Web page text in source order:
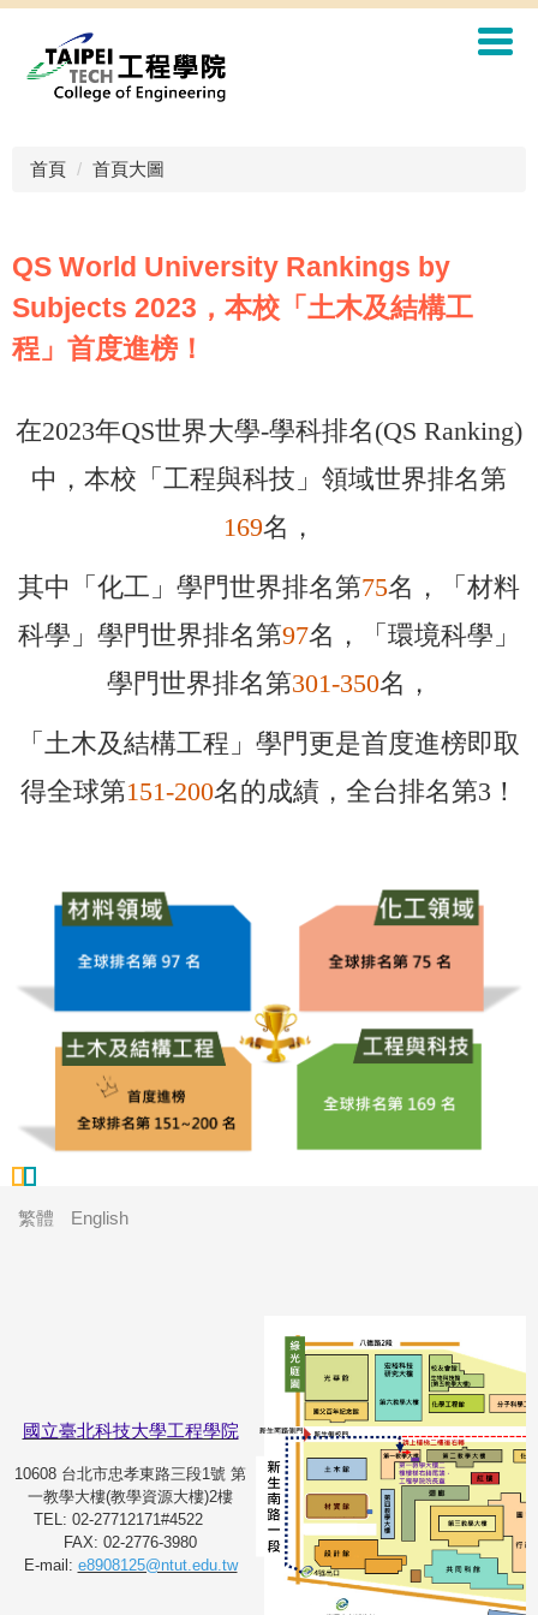
首頁 首頁大圖
QS World University Rankings by
Subjects 2023，本校「土木及結構工
程」首度進榜！
在2023年QS世界大學-學科排名(QS Ranking)
中， 本校「工程與科技」領域世界排名第
169名，
其中「化工」學門世界排名第75名，「材料
科學」學門世界排名第97名，「環境科學」
學門世界排名第301-350名，
「土木及結構工程」學門更是首度進榜即取
得全球第151-200名的成績，全台排名第3！
繁體 English
國立臺北科技大學工程學院
10608 台北市忠孝東路三段1號 第
一教學大樓(教學資源大樓)2樓
TEL: 02-27712171#4522
FAX: 02-2776-3980
E-mail: e8908125@ntut.edu.tw